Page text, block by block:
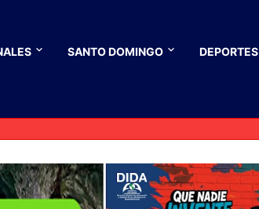
SANTO DOMINGO DEPORTES